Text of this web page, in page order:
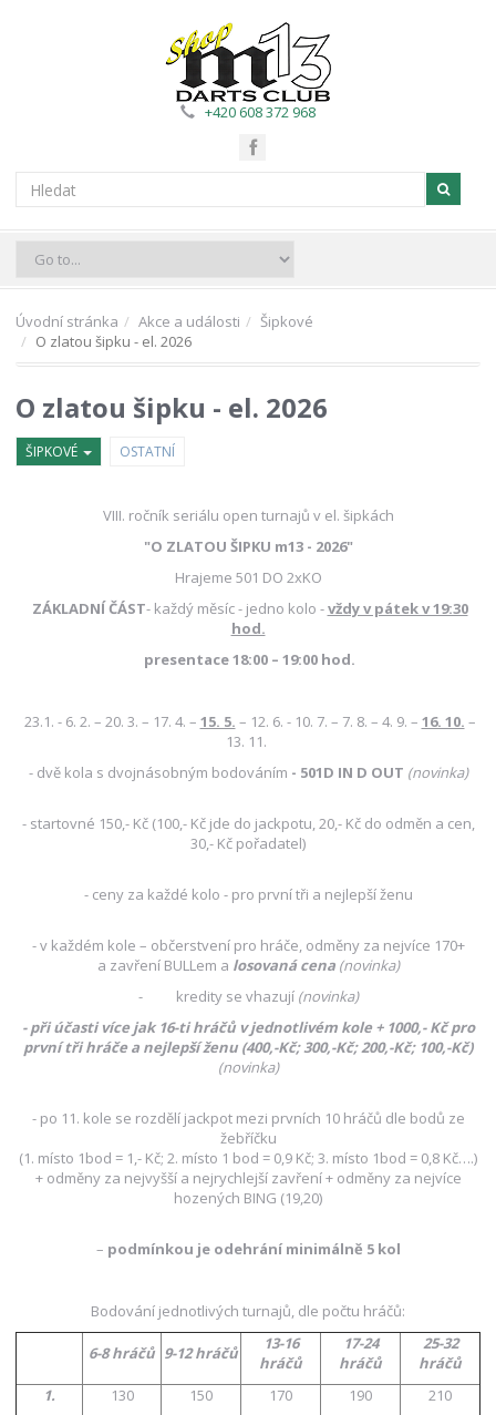
+420 608 372 968
Úvodní stránka Akce a události
Šipkové
O zlatou šipku - el. 2026
O zlatou šipku - el. 2026
ŠIPKOVÉ OSTATNÍ
VIII. ročník seriálu open turnajů v el. šipkách
"O ZLATOU ŠIPKU m13 - 2026"
Hrajeme 501 DO 2xKO
ZÁKLADNÍ ČÁST- každý měsíc - jedno kolo -vždy v pátek v 19:30
hod.
presentace 18:00 – 19:00 hod.
23.1. - 6. 2. – 20. 3. – 17. 4. – 15. 5. – 12. 6. - 10. 7. – 7. 8. – 4. 9. – 16. 10. –
13. 11.
- dvě kola s dvojnásobným bodováním - 501D IN D OUT (novinka)
- startovné 150,- Kč (100,- Kč jde do jackpotu, 20,- Kč do odměn a cen,
30,- Kč pořadatel)
- ceny za každé kolo - pro první tři a nejlepší ženu
- v každém kole – občerstvení pro hráče, odměny za nejvíce 170+
a zavření BULLem a losovaná cena (novinka)
- kredity se vhazují (novinka)
- při účasti více jak 16-ti hráčů v jednotlivém kole + 1000,- Kč pro
první tři hráče a nejlepší ženu (400,-Kč; 300,-Kč; 200,-Kč; 100,-Kč)
(novinka)
- po 11. kole se rozdělí jackpot mezi prvních 10 hráčů dle bodů ze
žebříčku
(1. místo 1bod = 1,- Kč; 2. místo 1 bod = 0,9 Kč; 3. místo 1bod = 0,8 Kč….)
+ odměny za nejvyšší a nejrychlejší zavření + odměny za nejvíce
hozených BING (19,20)
– podmínkou je odehrání minimálně 5 kol
Bodování jednotlivých turnajů, dle počtu hráčů:
6-8 hráčů 9-12 hráčů
13-16
hráčů
17-24
hráčů
25-32
hráčů
1.
130 150 170 190
210